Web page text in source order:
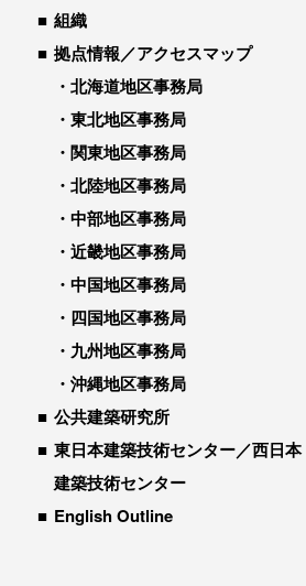
組織
拠点情報／アクセスマップ
北海道地区事務局
東北地区事務局
関東地区事務局
北陸地区事務局
中部地区事務局
近畿地区事務局
中国地区事務局
四国地区事務局
九州地区事務局
沖縄地区事務局
公共建築研究所
東日本建築技術センター／西日本
建築技術センター
English Outline